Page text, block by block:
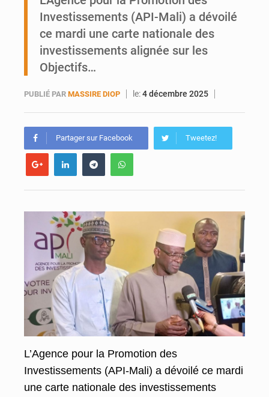
AfroBasket U18 : Le Mali défend sa double couronne à Abidjan
Investissements (API-Mali) a dévoilé
ce mardi une carte nationale des
investissements alignée sur les
Objectifs…
PUBLIÉ PAR MASSIRE DIOP le:4 décembre 2025
Partager sur Facebook Tweetez!
L’Agence pour la Promotion des
Investissements (API-Mali) a dévoilé ce mardi
une carte nationale des investissements